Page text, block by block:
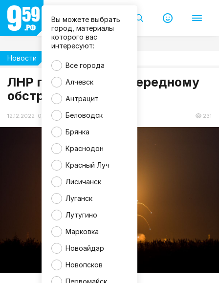
Вы можете выбрать
город, материалы
которого вас
интересуют:
Все города
Алчевск
Антрацит
Беловодск
Брянка
Краснодон
Красный Луч
Лисичанск
Луганск
Лутугино
Марковка
Новоайдар
Новопсков
Первомайск
Новости
ЛНР подверглась очередному
обстрелу ВСУ
12.12.2022 07:40 231